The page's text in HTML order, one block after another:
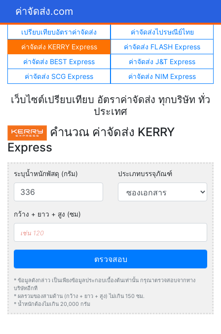
ค่าจัดส่ง.com
เปรียบเทียบอัตราค่าจัดส่ง
ค่าจัดส่งไปรษณีย์ไทย
ค่าจัดส่ง KERRY Express
ค่าจัดส่ง FLASH Express
ค่าจัดส่ง BEST Express
ค่าจัดส่ง J&T Express
ค่าจัดส่ง SCG Express
ค่าจัดส่ง NIM Express
เว็บไซต์เปรียบเทียบ อัตราค่าจัดส่ง ทุกบริษัท ทั่ว
ประเทศ
คำนวณ ค่าจัดส่ง KERRY
Express
ระบุน้ำหนักพัสดุ (กรัม) ประเภทบรรจุภัณฑ์
กว้าง + ยาว + สูง (ซม)
ตรวจสอบ
* ข้อมูลดังกล่าว เป็นเพียงข้อมูลประกอบเบื้องต้นเท่านั้น กรุณาตรวจสอบจากทาง
บริษัทอีกที
* ผลรวมของสามด้าน (กว้าง + ยาว + สูง) ไม่เกิน 150 ซม.
* น้ำหนักต้องไมเกิน 20,000 กรัม